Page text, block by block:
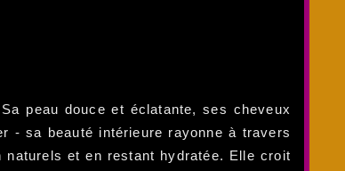
peau douce et éclatante, ses cheveux
- sa beauté intérieure rayonne à travers
et en restant hydratée. Elle croit